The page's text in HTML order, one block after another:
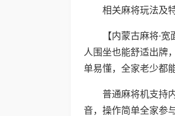
相关麻将玩法及
【内蒙古麻将·
人围坐也能舒适出牌
单易懂，全家老少都
普通麻将机支持
音，操作简单全家参